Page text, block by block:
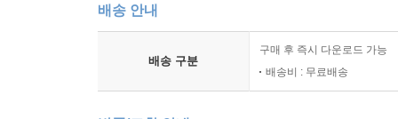
배송 안내
배송 구분
구매 후 즉시 다운로드 가능
배송비 : 무료배송